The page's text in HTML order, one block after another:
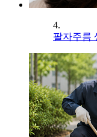
4.
팔자주름